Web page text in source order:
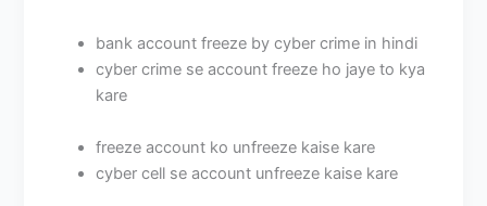
bank account freeze by cyber crime in hindi
cyber crime se account freeze ho jaye to kya
kare
freeze account ko unfreeze kaise kare
cyber cell se account unfreeze kaise kare